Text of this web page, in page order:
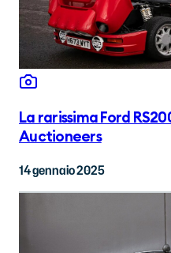
La rarissima Ford
Auctioneers
14 gennaio 2025